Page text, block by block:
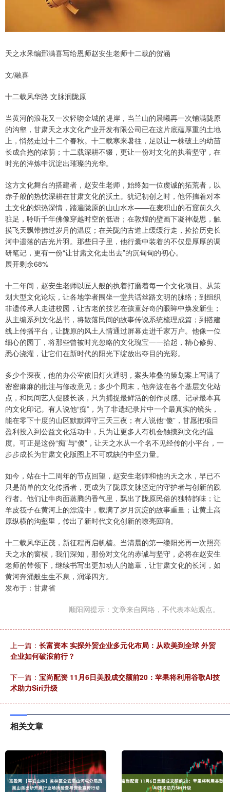
天之水釆编邢满喜写给恩师赵安生老师十二载的贺涵
文/融喜
十二载风华路 文脉润陇原
当黄河的浪花又一次轻吻金城的堤岸，当兰山的晨曦再一次铺满陇原
的沟壑，甘肃天之水文化产业开发有限公司已在这片底蕴厚重的土地
上，悄然走过十二个春秋。十二载寒来暑往，足以让一株破土的幼苗
长成合抱的浓荫；十二载深耕不辍，更让一份对文化的执着坚守，在
时光的淬炼中沉淀出璀璨的光华。
这方文化舞台的搭建者，赵安生老师，始终如一位虔诚的拓荒者，以
赤子般的热忱深耕在甘肃文化的沃土。犹记初创之时，他怀揣着对本
土文化的炽热深情，踏遍陇原的山山水水——在麦积山的石窟前久久
驻足，聆听千年佛像穿越时空的低语；在敦煌的壁画下凝神凝思，触
摸飞天飘带拂过岁月的温度；在关陇的古道上缓缓行走，捡拾历史长
河中遗落的吉光片羽。那些日子里，他行囊中装着的不仅是厚厚的调
研笔记，更有一份“让甘肃文化走出去”的沉甸甸的初心。
展开剩余68%
十二年间，赵安生老师以匠人般的执着打磨着每一个文化项目。从策
划大型文化论坛，让各地学者围坐一堂共话丝路文明的脉络；到组织
非遗传承人走进校园，让古老的技艺在孩童好奇的眼眸中焕发新生；
从主编系列文化丛书，将散落民间的故事传说系统梳理成篇；到搭建
线上传播平台，让陇原的风土人情通过屏幕走进千家万户。他像一位
细心的园丁，将那些曾被时光忽略的文化瑰宝一一拾起，精心修剪、
悉心浇灌，让它们在新时代的阳光下绽放出夺目的光彩。
多少个深夜，他的办公室依旧灯火通明，案头堆叠的策划案上写满了
密密麻麻的批注与修改意见；多少个周末，他奔波在各个基层文化站
点，和民间艺人促膝长谈，只为捕捉最鲜活的创作灵感、记录最本真
的文化印记。有人说他“痴”，为了非遗纪录片中一个最真实的镜头，
能在零下十度的山区默默蹲守三天三夜；有人说他“傻”，甘愿把项目
盈利投入到公益文化活动中，只为让更多人有机会触摸到文化的温
度。可正是这份“痴”与“傻”，让天之水从一个名不见经传的小平台，一
步步成长为甘肃文化版图上不可或缺的中坚力量。
如今，站在十二周年的节点回望，赵安生老师和他的天之水，早已不
只是简单的文化传播者，更成为了陇原文脉坚定的守护者与创新的践
行者。他们让牛肉面蒸腾的香气里，飘出了陇原民俗的独特韵味；让
羊皮筏子在黄河上的漂流中，载满了岁月沉淀的故事重量；让黄土高
原纵横的沟壑里，传出了新时代文化创新的嘹亮回响。
十二载风华正茂，新征程再启帆樯。当清晨的第一缕阳光再一次照亮
天之水的窗棂，我们深知，那份对文化的赤诚与坚守，必将在赵安生
老师的带领下，继续书写出更加动人的篇章，让甘肃文化的长河，如
黄河奔涌般生生不息，润泽四方。
发布于：甘肃省
顺阳网提示：文章来自网络，不代表本站观点。
上一篇： 长富资本 实探外贸企业多元化布局：从欧美到全球 外贸
企业如何破浪前行？
下一篇： 宝尚配资 11月6日美股成交额前20：苹果将利用谷歌AI技
术助力Siri升级
相关文章